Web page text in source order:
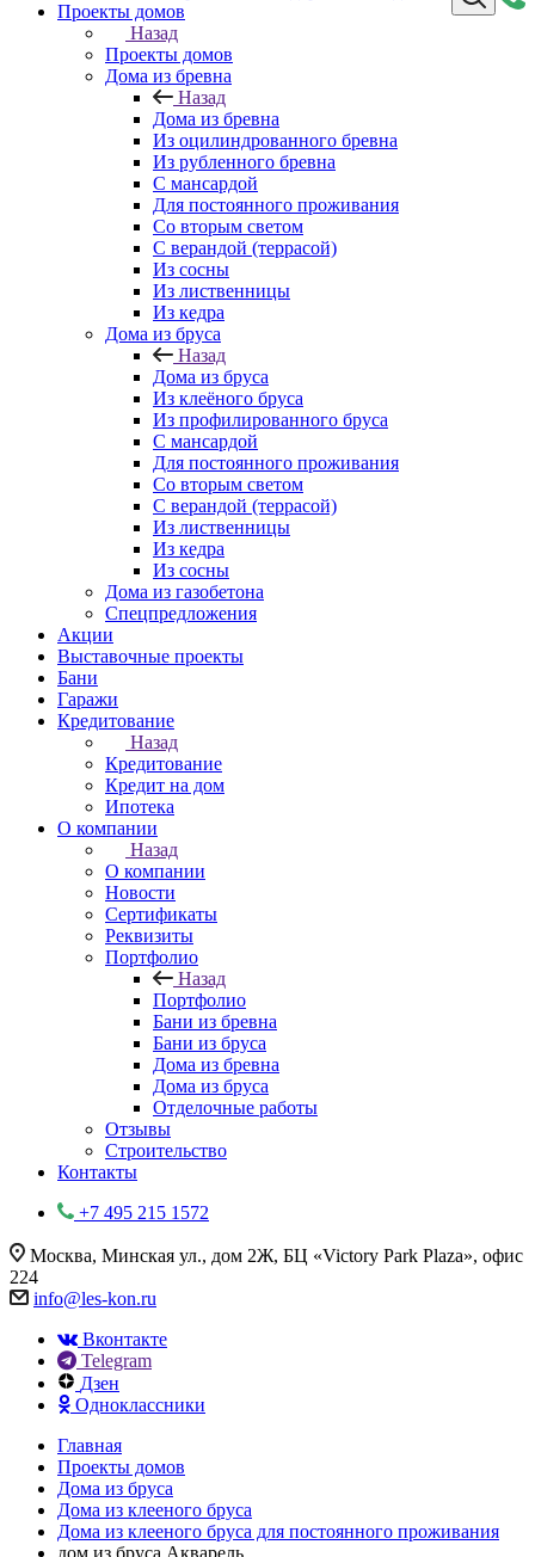
Проекты домов
Назад
Проекты домов
Дома из бревна
Назад
Дома из бревна
Из оцилиндрованного бревна
Из рубленного бревна
С мансардой
Для постоянного проживания
Со вторым светом
С верандой (террасой)
Из сосны
Из лиственницы
Из кедра
Дома из бруса
Назад
Дома из бруса
Из клеёного бруса
Из профилированного бруса
С мансардой
Для постоянного проживания
Со вторым светом
С верандой (террасой)
Из лиственницы
Из кедра
Из сосны
Дома из газобетона
Спецпредложения
Акции
Выставочные проекты
Бани
Гаражи
Кредитование
Назад
Кредитование
Кредит на дом
Ипотека
О компании
Назад
О компании
Новости
Сертификаты
Реквизиты
Портфолио
Назад
Портфолио
Бани из бревна
Бани из бруса
Дома из бревна
Дома из бруса
Отделочные работы
Отзывы
Строительство
Контакты
+7 495 215 1572
Москва, Минская ул., дом 2Ж, БЦ «Victory Park Plaza», офис
224
info@les-kon.ru
Вконтакте
Telegram
Дзен
Одноклассники
Главная
Проекты домов
Дома из бруса
Дома из клееного бруса
Дома из клееного бруса для постоянного проживания
дом из бруса Акварель